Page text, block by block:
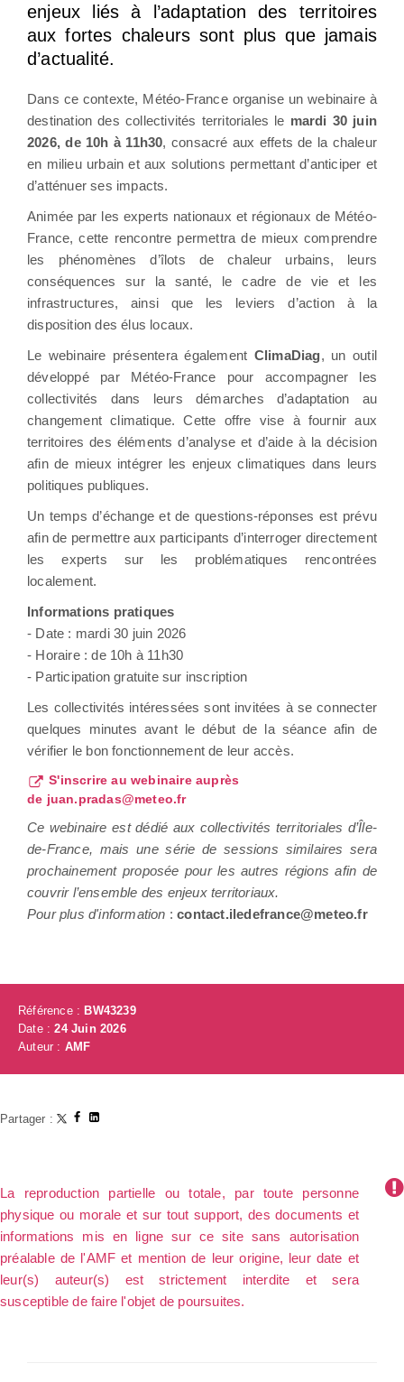
enjeux liés à l’adaptation des territoires
aux fortes chaleurs sont plus que jamais
d’actualité.
Dans ce contexte, Météo-France organise un webinaire à
destination des collectivités territoriales le mardi 30 juin
2026, de 10h à 11h30, consacré aux effets de la chaleur
en milieu urbain et aux solutions permettant d’anticiper et
d’atténuer ses impacts.
Animée par les experts nationaux et régionaux de Météo-
France, cette rencontre permettra de mieux comprendre
les phénomènes d’îlots de chaleur urbains, leurs
conséquences sur la santé, le cadre de vie et les
infrastructures, ainsi que les leviers d’action à la
disposition des élus locaux.
Le webinaire présentera également ClimaDiag, un outil
développé par Météo-France pour accompagner les
collectivités dans leurs démarches d’adaptation au
changement climatique. Cette offre vise à fournir aux
territoires des éléments d’analyse et d’aide à la décision
afin de mieux intégrer les enjeux climatiques dans leurs
politiques publiques.
Un temps d’échange et de questions-réponses est prévu
afin de permettre aux participants d’interroger directement
les experts sur les problématiques rencontrées
localement.
Informations pratiques
- Date : mardi 30 juin 2026
- Horaire : de 10h à 11h30
- Participation gratuite sur inscription
Les collectivités intéressées sont invitées à se connecter
quelques minutes avant le début de la séance afin de
vérifier le bon fonctionnement de leur accès.
S'inscrire au webinaire auprès
de juan.pradas@meteo.fr
Ce webinaire est dédié aux collectivités territoriales d’Île-
de-France, mais une série de sessions similaires sera
prochainement proposée pour les autres régions afin de
couvrir l’ensemble des enjeux territoriaux.
Pour plus d'information :contact.iledefrance@meteo.fr
Référence :BW43239
Date :24 Juin 2026
Auteur : AMF
Partager :
La reproduction partielle ou totale, par toute personne
physique ou morale et sur tout support, des documents et
informations mis en ligne sur ce site sans autorisation
préalable de l'AMF et mention de leur origine, leur date et
leur(s) auteur(s) est strictement interdite et sera
susceptible de faire l'objet de poursuites.